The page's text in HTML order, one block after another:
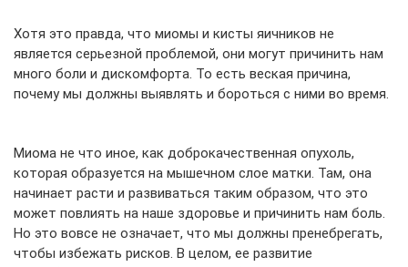
Хотя это правда, что миомы и кисты яичников не
является серьезной проблемой, они могут причинить нам
много боли и дискомфорта. То есть веская причина,
почему мы должны выявлять и бороться с ними во время.
Миома не что иное, как доброкачественная опухоль,
которая образуется на мышечном слое матки. Там, она
начинает расти и развиваться таким образом, что это
может повлиять на наше здоровье и причинить нам боль.
Но это вовсе не означает, что мы должны пренебрегать,
чтобы избежать рисков. В целом, ее развитие